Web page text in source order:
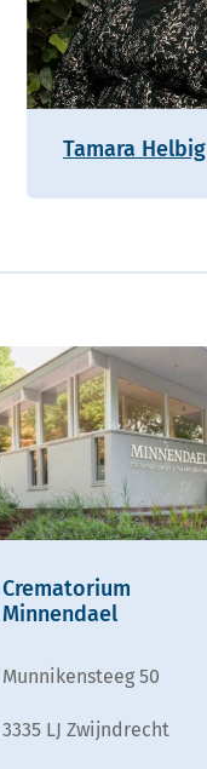
Tamara Helbig
Crematorium
Minnendael
Munnikensteeg 50
3335 LJ Zwijndrecht